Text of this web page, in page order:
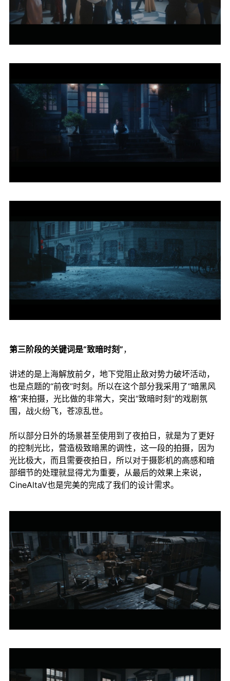
第三阶段的关键词是“致暗时刻”，
讲述的是上海解放前夕，地下党阻止敌对势力破坏活动，
也是点题的“前夜”时刻。所以在这个部分我采用了“暗黑风
格”来拍摄，光比做的非常大，突出“致暗时刻”的戏剧氛
围，战火纷飞，苍凉乱世。
所以部分日外的场景甚至使用到了夜拍日，就是为了更好
的控制光比，营造极致暗黑的调性，这一段的拍摄，因为
光比极大，而且需要夜拍日，所以对于摄影机的高感和暗
部细节的处理就显得尤为重要，从最后的效果上来说，
CineAltaV也是完美的完成了我们的设计需求。